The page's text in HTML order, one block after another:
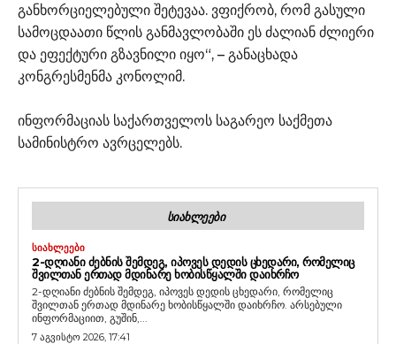
განხორციელებული შეტევაა. ვფიქრობ, რომ გასული
სამოცდაათი წლის განმავლობაში ეს ძალიან ძლიერი
და ეფექტური გზავნილი იყო“, – განაცხადა
კონგრესმენმა კონოლიმ.
ინფორმაციას საქართველოს საგარეო საქმეთა
სამინისტრო ავრცელებს.
ᲡᲘᲐᲮᲚᲔᲔᲑᲘ
ᲡᲘᲐᲮᲚᲔᲔᲑᲘ
2-ᲓᲦᲘᲐᲜᲘ ᲫᲔᲑᲜᲘᲡ ᲨᲔᲛᲓᲔᲒ, ᲘᲞᲝᲕᲔᲡ ᲓᲔᲓᲘᲡ ᲪᲮᲔᲓᲐᲠᲘ, ᲠᲝᲛᲔᲚᲘᲪ
ᲨᲕᲘᲚᲗᲐᲜ ᲔᲠᲗᲐᲓ ᲛᲓᲘᲜᲐᲠᲔ ᲮᲝᲑᲘᲡᲬᲧᲐᲚᲨᲘ ᲓᲐᲘᲮᲠᲩᲝ
2-დღიანი ძებნის შემდეგ, იპოვეს დედის ცხედარი, რომელიც
შვილთან ერთად მდინარე ხობისწყალში დაიხრჩო. არსებული
ინფორმაციით, გუშინ,...
7 აგვისტო 2026, 17:41